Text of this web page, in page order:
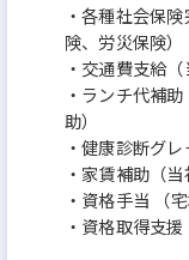
・各種社会保
険、労災保険）
・交通費支給（
・ランチ代補
助）
・健康診断グ
・家賃補助（
・資格手当 （
・資格取得支援